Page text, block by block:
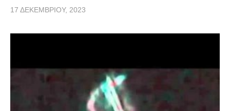
17 ΔΕΚΕΜΒΡΊΟΥ, 2023